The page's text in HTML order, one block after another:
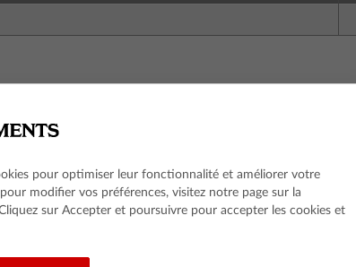
pour optimiser leur fonctionnalité et améliorer votre
modifier vos préférences, visitez notre page sur la
sur Accepter et poursuivre pour accepter les cookies et